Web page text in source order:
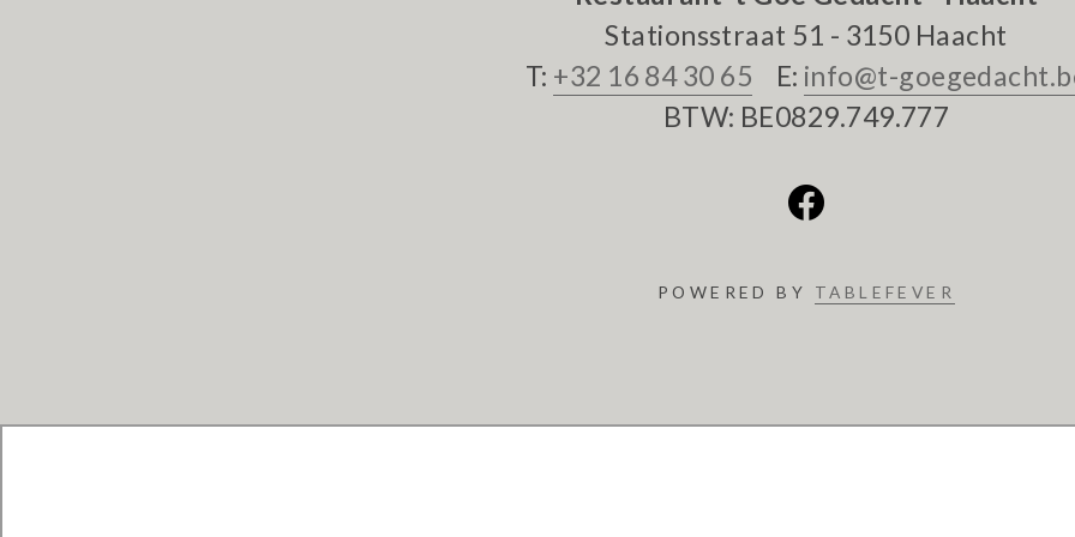
Stationsstraat 51 - 3150 Haacht
T: +32 16 84 30 65 E: info@t-
BTW: BE0829.749.777
POWERED BY TABLEFEVER